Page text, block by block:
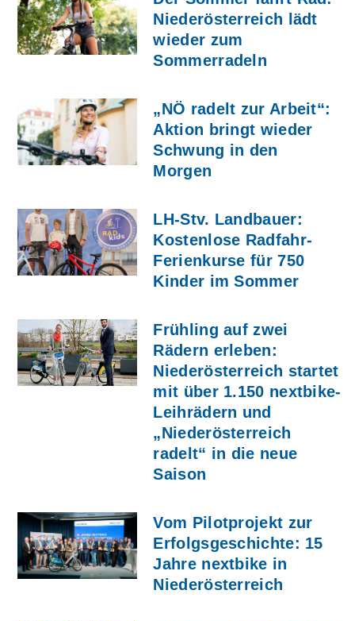
Niederösterreich lädt
wieder zum
Sommerradeln
„NÖ radelt zur Arbeit“:
Aktion bringt wieder
Schwung in den
Morgen
LH-Stv. Landbauer:
Kostenlose Radfahr-
Ferienkurse für 750
Kinder im Sommer
Frühling auf zwei
Rädern erleben:
Niederösterreich startet
mit über 1.150 nextbike-
Leihrädern und
„Niederösterreich
radelt“ in die neue
Saison
Vom Pilotprojekt zur
Erfolgsgeschichte: 15
Jahre nextbike in
Niederösterreich